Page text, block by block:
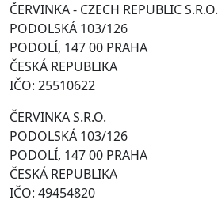
ČERVINKA - CZECH REPUBLIC S.R.O.
PODOLSKÁ 103/126
PODOLÍ, 147 00 PRAHA
ČESKÁ REPUBLIKA
IČO: 25510622
ČERVINKA S.R.O.
PODOLSKÁ 103/126
PODOLÍ, 147 00 PRAHA
ČESKÁ REPUBLIKA
IČO: 49454820